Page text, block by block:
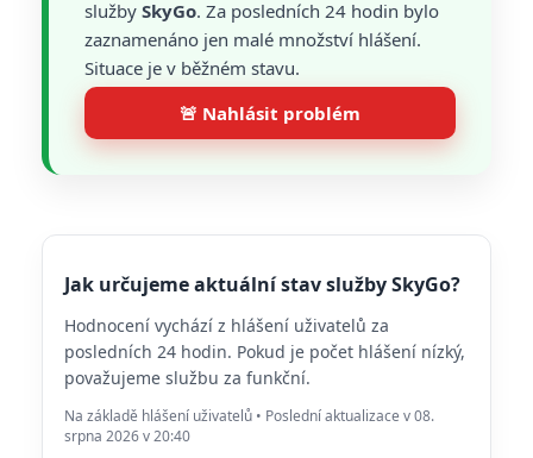
služby SkyGo. Za posledních 24 hodin bylo
zaznamenáno jen malé množství hlášení.
Situace je v běžném stavu.
🚨 Nahlásit problém
Jak určujeme aktuální stav služby SkyGo?
Hodnocení vychází z hlášení uživatelů za
posledních 24 hodin. Pokud je počet hlášení nízký,
považujeme službu za funkční.
Na základě hlášení uživatelů • Poslední aktualizace v 08.
srpna 2026 v 20:40